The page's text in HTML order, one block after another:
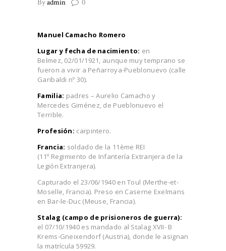
Byadmin 0
Manuel Camacho Romero
Lugar y fecha de nacimiento: en
Belmez, 02/01/1921, aunque muy temprano se
fueron a vivir a Peñarroya-Pueblonuevo (calle
Garibaldi nº 30).
Familia: padres – Aurelio Camacho y
Mercedes Giménez, de Pueblonuevo el
Terrible.
Profesión: carpintero.
Francia: soldado de la 11ème REI
(11º Regimiento de Infantería Extranjera de la
Legión Extranjera).
Capturado el 23/06/1940 en Toul (Merthe-et-
Moselle, Francia). Preso en Caserne Exelmans
en Bar-le-Duc (Meuse, Francia).
Stalag (campo de prisioneros de guerra):
el 07/10/1940 es mandado al Stalag XVII- B
Krems-Gneixendorf (Austria), donde le asignan
la matrícula 59929.